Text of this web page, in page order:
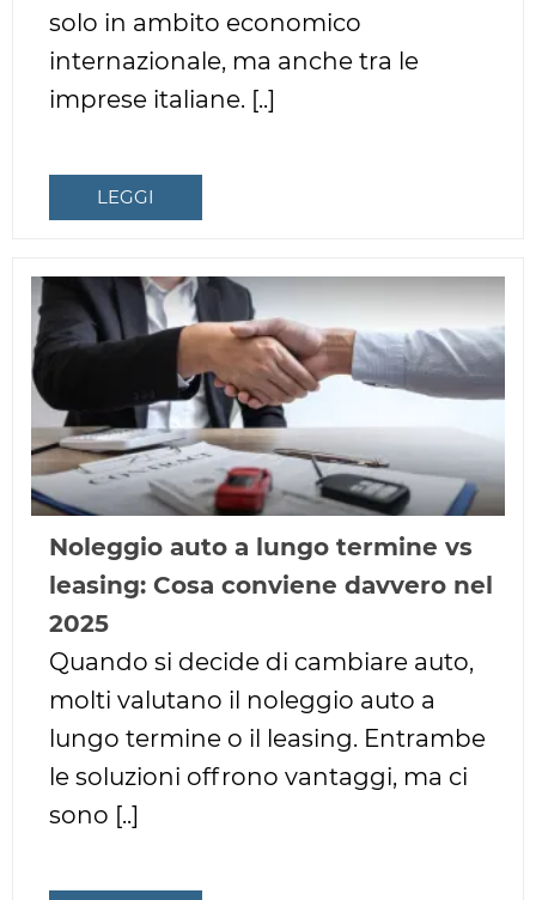
solo in ambito economico
internazionale, ma anche tra le
imprese italiane. [..]
LEGGI
Noleggio auto a lungo termine vs
leasing: Cosa conviene davvero nel
2025
Quando si decide di cambiare auto,
molti valutano il noleggio auto a
lungo termine o il leasing. Entrambe
le soluzioni offrono vantaggi, ma ci
sono [..]